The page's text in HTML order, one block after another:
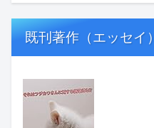
既刊著作（エッセイ）